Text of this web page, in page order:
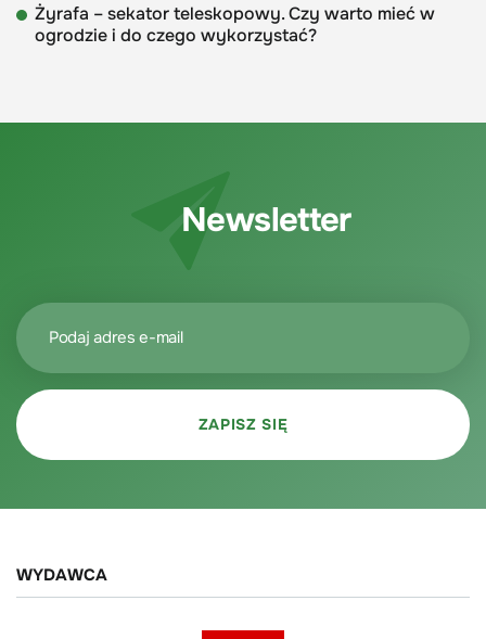
Żyrafa – sekator teleskopowy. Czy warto mieć w
ogrodzie i do czego wykorzystać?
Newsletter
WYDAWCA